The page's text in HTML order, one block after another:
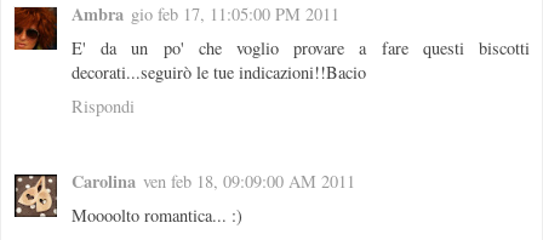
Ambra gio feb 17, 11:05:00 PM 2011
E' da un po' che voglio provare a fare questi biscotti
decorati...seguirò le tue indicazioni!!Bacio
Rispondi
Carolina ven feb 18, 09:09:00 AM 2011
Moooolto romantica... :)